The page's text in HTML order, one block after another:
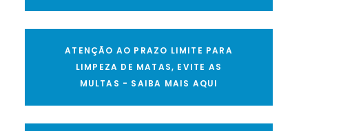
ATENÇÃO AO PRAZO LIMITE PARA
LIMPEZA DE MATAS, EVITE AS
MULTAS - SAIBA MAIS AQUI